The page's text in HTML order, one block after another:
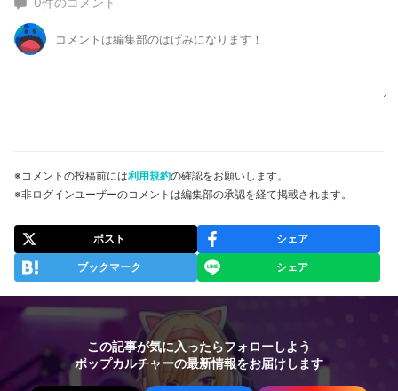
※コメントの投稿前には利用規約の確認をお願いします。
※非ログインユーザーのコメントは編集部の承認を経て掲載されます。
ポスト シェア
ブックマーク シェア
この記事が気に入ったらフォローしよう
ポップカルチャーの最新情報をお届けします